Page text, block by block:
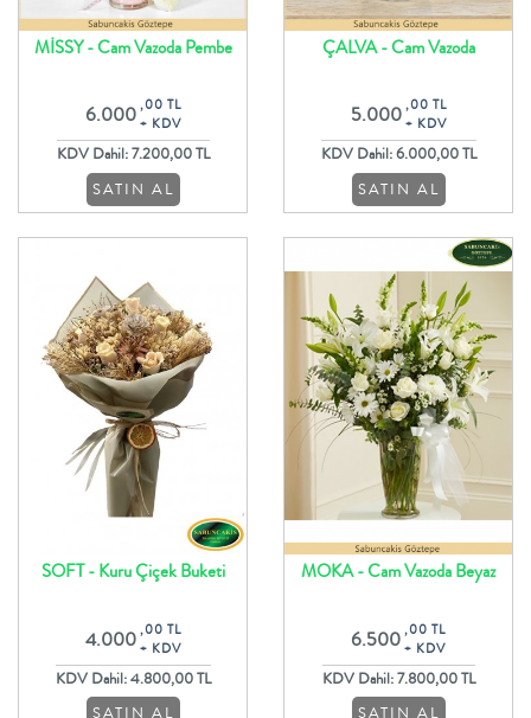
MİSSY - Cam Vazoda Pembe
6.000 ,00 TL
+ KDV
KDV Dahil: 7.200,00 TL
SATIN AL
ÇALVA - Cam Vazoda
5.000 ,00 TL
+ KDV
KDV Dahil: 6.000,00 TL
SATIN AL
SOFT - Kuru Çiçek Buketi
4.000 ,00 TL
+ KDV
KDV Dahil: 4.800,00 TL
SATIN AL
MOKA - Cam Vazoda Beyaz
Aranjman
6.500 ,00 TL
+ KDV
KDV Dahil: 7.800,00 TL
SATIN AL